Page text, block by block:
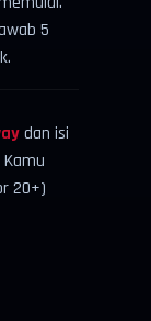
5
dan isi
20+)